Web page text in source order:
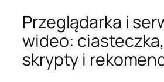
Przeglądarka i
wideo:
skrypty i